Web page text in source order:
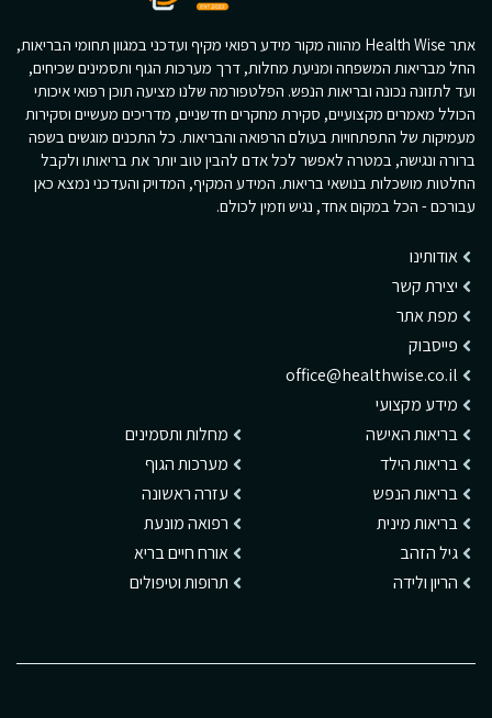
אתר Health Wise מהווה מקור מידע רפואי מקיף ועדכני במגוון תחומי הבריאות,
החל מבריאות המשפחה ומניעת מחלות, דרך מערכות הגוף ותסמינים שכיחים,
ועד לתזונה נכונה ובריאות הנפש. הפלטפורמה שלנו מציעה תוכן רפואי איכותי
הכולל מאמרים מקצועיים, סקירת מחקרים חדשניים, מדריכים מעשיים וסקירות
מעמיקות של התפתחויות בעולם הרפואה והבריאות. כל התכנים מוגשים בשפה
ברורה ונגישה, במטרה לאפשר לכל אדם להבין טוב יותר את בריאותו ולקבל
החלטות מושכלות בנושאי בריאות. המידע המקיף, המדויק והעדכני נמצא כאן
עבורכם - הכל במקום אחד, נגיש וזמין לכולם.
אודותינו
יצירת קשר
מפת אתר
פייסבוק
office@healthwise.co.il
מידע מקצועי
בריאות האישה
בריאות הילד
בריאות הנפש
בריאות מינית
גיל הזהב
הריון ולידה
מחלות ותסמינים
מערכות הגוף
עזרה ראשונה
רפואה מונעת
אורח חיים בריא
תרופות וטיפולים